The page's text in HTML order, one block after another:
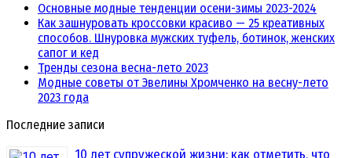
Основные модные тенденции осени-зимы 2023-2024
Как зашнуровать кроссовки красиво — 25 креативных
способов. Шнуровка мужских туфель, ботинок, женских
сапог и кед
Тренды сезона весна-лето 2023
Модные советы от Эвелины Хромченко на весну-лето
2023 года
Последние записи
10 лет супружеской жизни: как отметить, что